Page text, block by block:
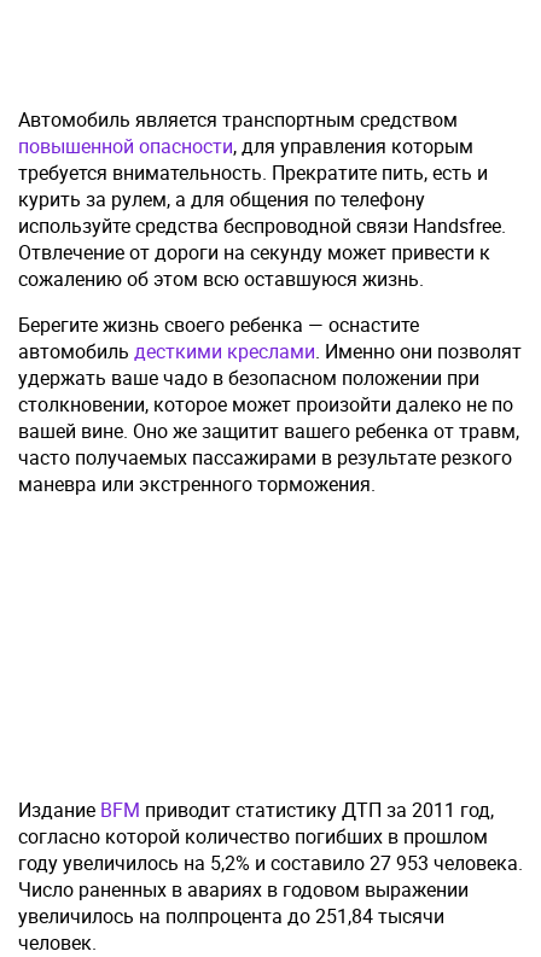
Автомобиль является транспортным средством
повышенной опасности, для управления которым
требуется внимательность. Прекратите пить, есть и
курить за рулем, а для общения по телефону
используйте средства беспроводной связи Handsfree.
Отвлечение от дороги на секунду может привести к
сожалению об этом всю оставшуюся жизнь.
Берегите жизнь своего ребенка — оснастите
автомобиль десткими креслами. Именно они позволят
удержать ваше чадо в безопасном положении при
столкновении, которое может произойти далеко не по
вашей вине. Оно же защитит вашего ребенка от травм,
часто получаемых пассажирами в результате резкого
маневра или экстренного торможения.
Издание BFM приводит статистику ДТП за 2011 год,
согласно которой количество погибших в прошлом
году увеличилось на 5,2% и составило 27 953 человека.
Число раненных в авариях в годовом выражении
увеличилось на полпроцента до 251,84 тысячи
человек.